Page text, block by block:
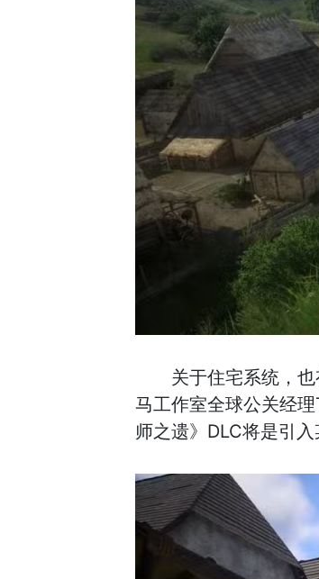
关于住宅系统，
马工作室全球公关经
师之遗》DLC将是引